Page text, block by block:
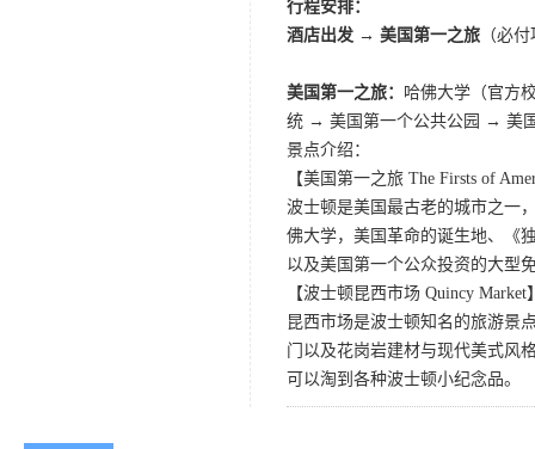
行程安排：
酒店出发 → 美国第一之旅 （必
美国第一之旅： 哈佛大学（官方
统 → 美国第一个公共公园 → 美
景点介绍：
【美国第一之旅 The Firsts of
波士顿是美国最古老的城市之一
佛大学，美国革命的诞生地、《
以及美国第一个公众投资的大型
【波士顿昆西市场 Quincy Market
昆西市场是波士顿知名的旅游景
门以及花岗岩建材与现代美式风
可以淘到各种波士顿小纪念品。